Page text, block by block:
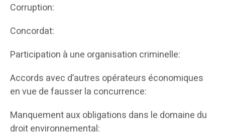
Corruption:
Concordat:
Participation à une organisation criminelle:
Accords avec d’autres opérateurs économiques
en vue de fausser la concurrence:
Manquement aux obligations dans le domaine du
droit environnemental: